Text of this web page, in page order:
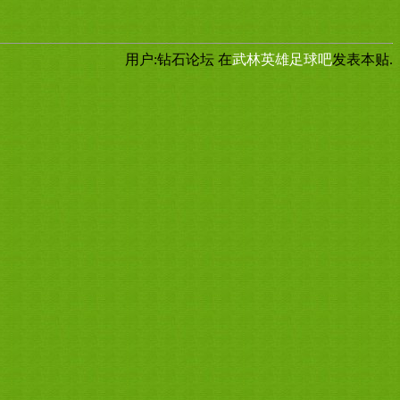
用户:钻石论坛 在武林英雄足球吧发表本贴.